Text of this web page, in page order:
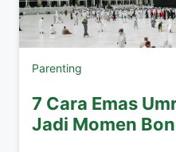
Parenting
7 Cara Emas
Jadi Momen